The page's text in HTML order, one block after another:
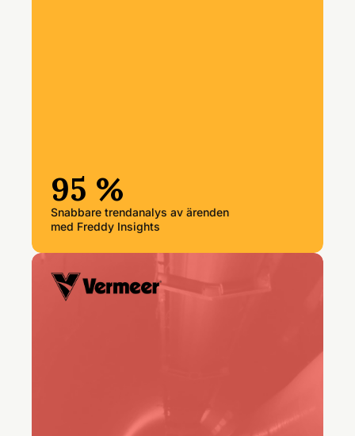
95 %
Snabbare trendanalys av ärenden
med Freddy Insights
Förändringshantering i
förhindra det.”"
Mike Jansen